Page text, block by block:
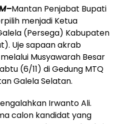
Mantan Penjabat Bupati
menjadi Ketua
(Persega) Kabupaten
Uje sapaan akrab
Musyawarah Besar
(6/11) di Gedung MTQ
Galela Selatan.
Irwanto Ali.
calon kandidat yang